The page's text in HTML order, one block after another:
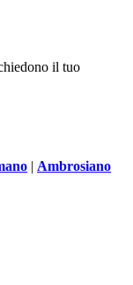
il tuo
| Ambrosiano